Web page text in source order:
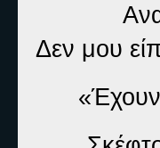
Δεν μου